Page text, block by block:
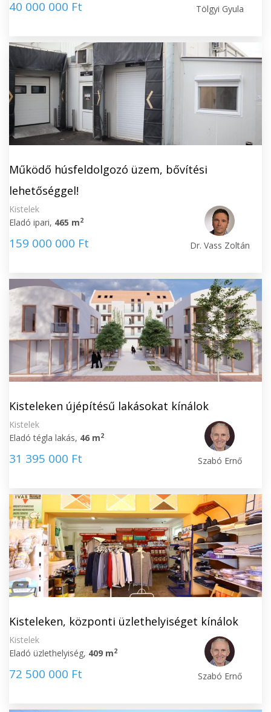
40 000 000 Ft Tölgyi Gyula
Működő húsfeldolgozó üzem, bővítési
lehetőséggel!
Kistelek
Eladó ipari, 465 m2
159 000 000 Ft Dr. Vass Zoltán
Kisteleken újépítésű lakásokat kínálok
Kistelek
Eladó tégla lakás, 46 m2
31 395 000 Ft Szabó Ernő
Kisteleken, központi üzlethelyiséget kínálok
Kistelek
Eladó üzlethelyiség, 409 m2
72 500 000 Ft Szabó Ernő